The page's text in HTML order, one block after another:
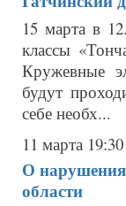
15 марта в
классы
Кружевные
будут
себе необх...
11 марта 19:30
О
области